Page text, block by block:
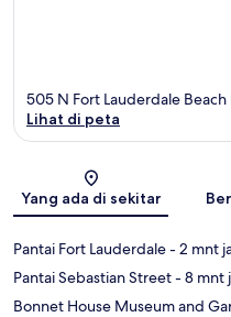
505 N Fort Lauderdale
Lihat di peta
Yang ada di sekitar
Pantai Fort Lauderdale- 2 mnt
Pantai Sebastian Street- 8 mnt
Bonnet House Museum and